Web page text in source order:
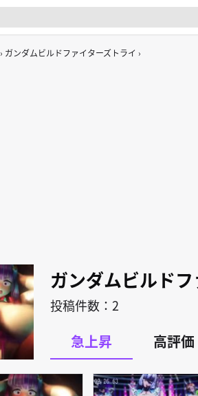
ガンダムビルドファイターズトライ
ガンダムビルド
投稿件数：2
急上昇 高評価